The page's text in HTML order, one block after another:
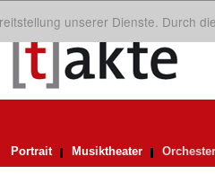
unserer Dienste. Durch
Portrait Musiktheater Orchester